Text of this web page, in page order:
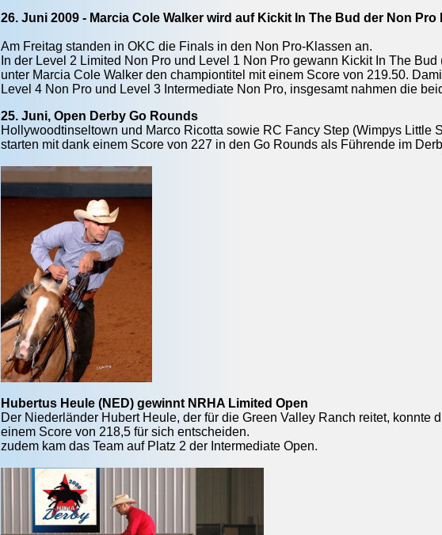
26. Juni 2009 - Marcia Cole Walker wird auf Kickit In The Bud der Non
Am Freitag standen in OKC die Finals in den Non Pro-Klassen an.
In der Level 2 Limited Non Pro und Level 1 Non Pro gewann Kickit In The
unter Marcia Cole Walker den championtitel mit einem Score von 219.50.
Level 4 Non Pro und Level 3 Intermediate Non Pro, insgesamt nahmen die
25. Juni, Open Derby Go Rounds
Hollywoodtinseltown und Marco Ricotta sowie RC Fancy Step (Wimpys Little
starten mit dank einem Score von 227 in den Go Rounds als Führende im
Hubertus Heule (NED) gewinnt NRHA Limited Open
Der Niederländer Hubert Heule, der für die Green Valley Ranch reitet, konnte
einem Score von 218,5 für sich entscheiden.
zudem kam das Team auf Platz 2 der Intermediate Open.